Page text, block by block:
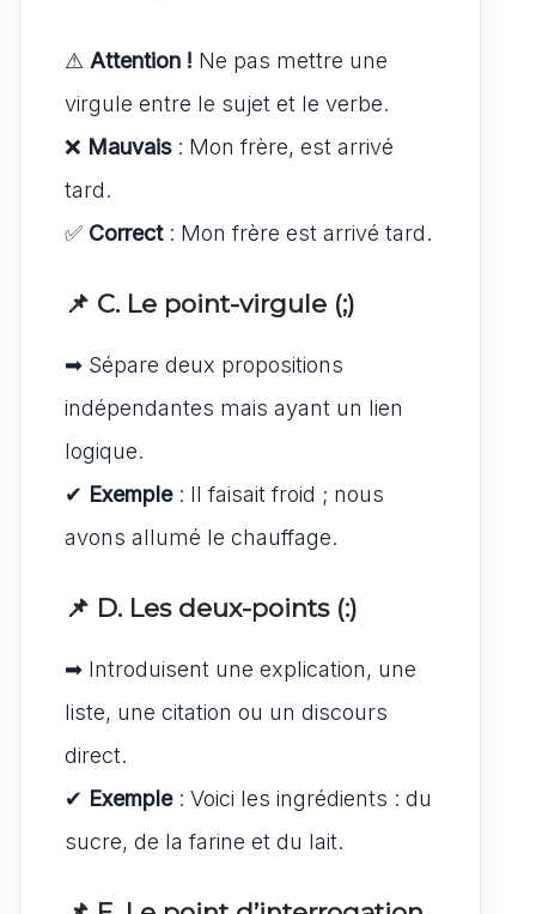
⚠ Attention ! Ne pas mettre une
virgule entre le sujet et le verbe.
❌ Mauvais: Mon frère, est arrivé
tard.
✅ Correct: Mon frère est arrivé tard.
📌 C. Le point-virgule (;)
➡ Sépare deux propositions
indépendantes mais ayant un lien
logique.
✔ Exemple: Il faisait froid ; nous
avons allumé le chauffage.
📌 D. Les deux-points (:)
➡ Introduisent une explication, une
liste, une citation ou un discours
direct.
✔ Exemple: Voici les ingrédients : du
sucre, de la farine et du lait.